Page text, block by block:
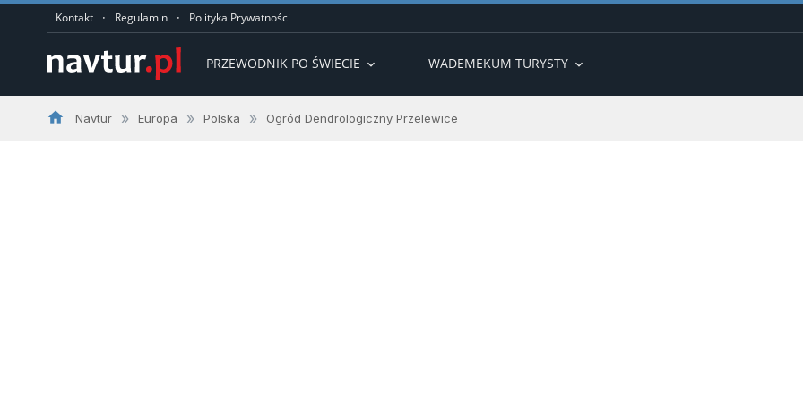
Kontakt · Regulamin · Polityka Prywatności
PRZEWODNIK PO ŚWIECIE expand_more WADEMEKUM TURYSTY expand_more
home Navtur » Europa » Polska » Ogród Dendrologiczny Przelewice